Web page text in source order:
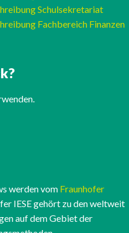
Schulsekretariat
Fachbereich Finanzen
werden vom Fraunhofer
IESE gehört zu den weltweit
auf dem Gebiet der